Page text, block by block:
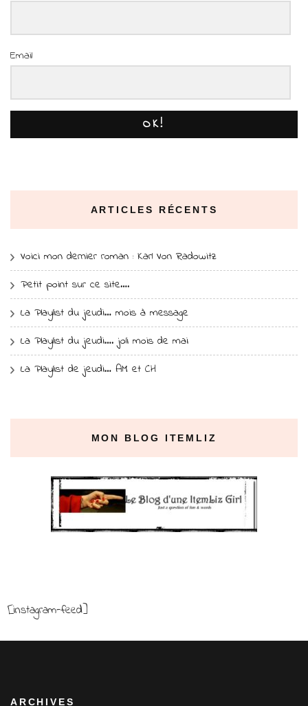
Email
OK!
ARTICLES RÉCENTS
Voici mon dernier roman : Karl Von Radowitz
Petit point sur ce site….
La Playlist du jeudi… mois à message
La Playlist du jeudi…. joli mois de mai
La Playlist de jeudi… AM et CH
MON BLOG ITEMLIZ
[instagram-feed]
ARCHIVES